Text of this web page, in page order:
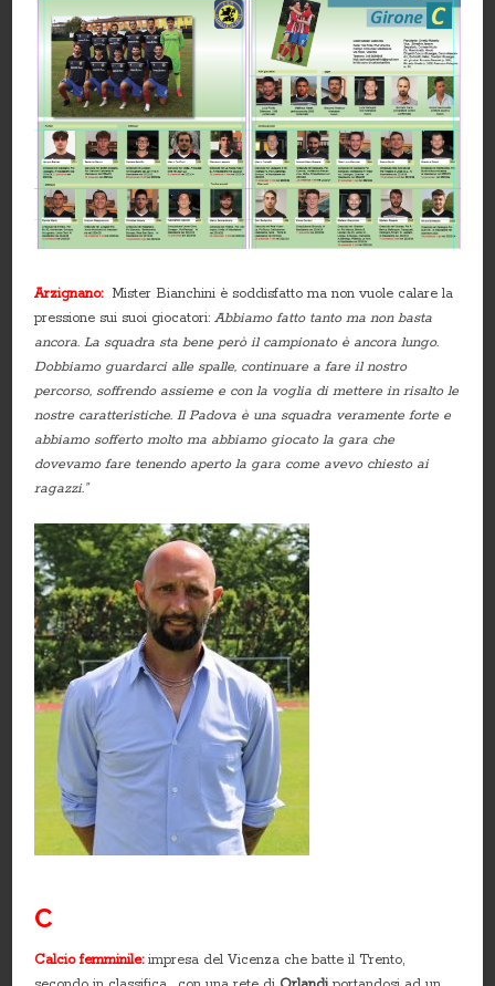
Arzignano: Mister Bianchini è soddisfatto ma non vuole calare la
pressione sui suoi giocatori:Abbiamo fatto tanto ma non basta
ancora. La squadra sta bene però il campionato è ancora lungo.
Dobbiamo guardarci alle spalle, continuare a fare il nostro
percorso, soffrendo assieme e con la voglia di mettere in risalto le
nostre caratteristiche. Il Padova è una squadra veramente forte e
abbiamo sofferto molto ma abbiamo giocato la gara che
dovevamo fare tenendo aperto la gara come avevo chiesto ai
ragazzi.”
C
Calcio femminile:impresa del Vicenza che batte il Trento,